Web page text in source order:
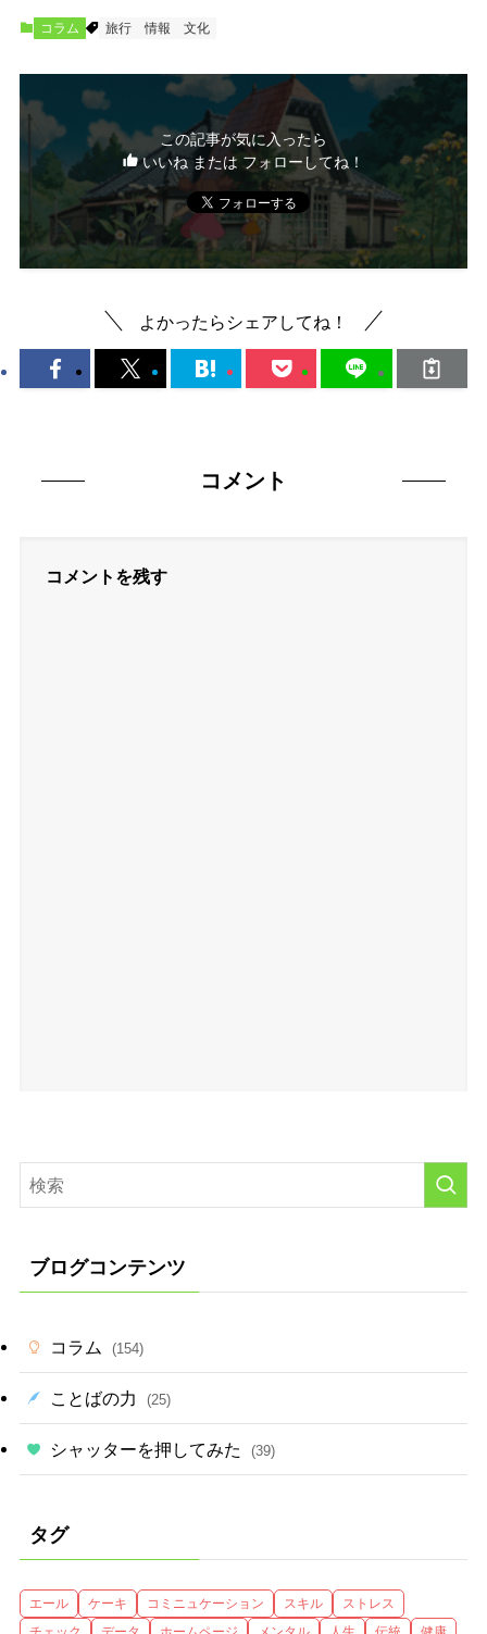
コラム 旅行 情報 文化
この記事が気に入ったら
いいね または フォローしてね！
よかったらシェアしてね！
コメント
コメントを残す
ブログコンテンツ
コラム (154)
ことばの力 (25)
シャッターを押してみた (39)
タグ
エール ケーキ コミニュケーション スキル
ストレス